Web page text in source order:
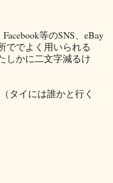
等のSNS、eBay
ででよく用いられる
しかに二文字減るけ
タイには誰かと行く